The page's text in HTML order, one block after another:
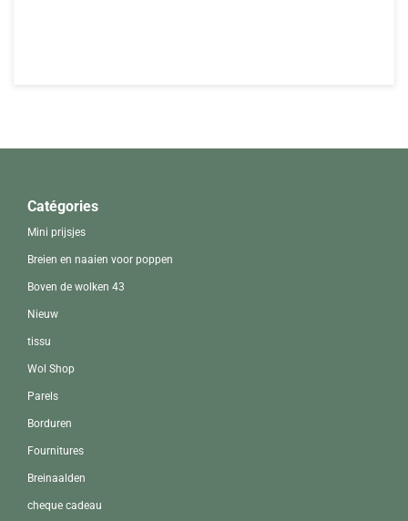
Catégories
Mini prijsjes
Breien en naaien voor poppen
Boven de wolken 43
Nieuw
tissu
Wol Shop
Parels
Borduren
Fournitures
Breinaalden
cheque cadeau